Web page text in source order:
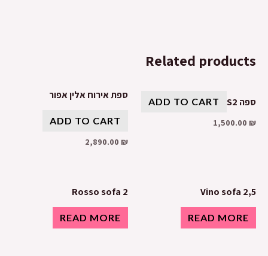
Related products
ספה S2
ADD TO CART
1,500.00 ₪
ספת אירוח אלין אפור
ADD TO CART
2,890.00 ₪
Vino sofa 2,5
READ MORE
Rosso sofa 2
READ MORE